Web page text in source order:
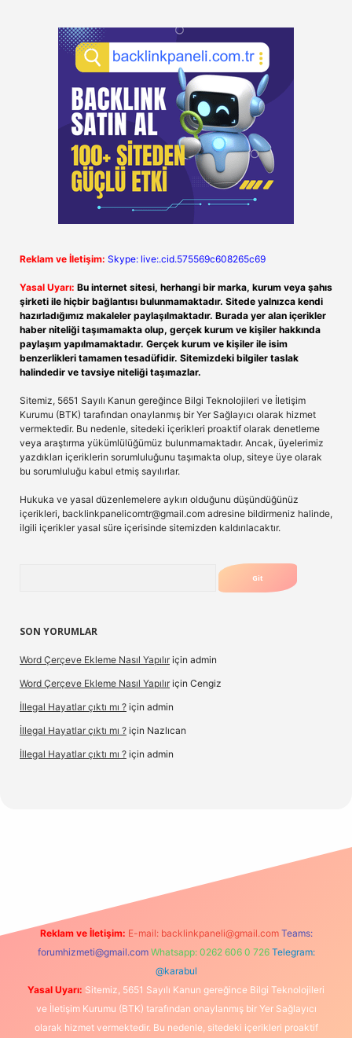
Reklam ve İletişim: Skype: live:.cid.575569c608265c69
Yasal Uyarı: Bu internet sitesi, herhangi bir marka, kurum veya şahıs
şirketi ile hiçbir bağlantısı bulunmamaktadır. Sitede yalnızca kendi
hazırladığımız makaleler paylaşılmaktadır. Burada yer alan içerikler
haber niteliği taşımamakta olup, gerçek kurum ve kişiler hakkında
paylaşım yapılmamaktadır. Gerçek kurum ve kişiler ile isim
benzerlikleri tamamen tesadüfidir. Sitemizdeki bilgiler taslak
halindedir ve tavsiye niteliği taşımazlar.
Sitemiz, 5651 Sayılı Kanun gereğince Bilgi Teknolojileri ve İletişim
Kurumu (BTK) tarafından onaylanmış bir Yer Sağlayıcı olarak hizmet
vermektedir. Bu nedenle, sitedeki içerikleri proaktif olarak denetleme
veya araştırma yükümlülüğümüz bulunmamaktadır. Ancak, üyelerimiz
yazdıkları içeriklerin sorumluluğunu taşımakta olup, siteye üye olarak
bu sorumluluğu kabul etmiş sayılırlar.
Hukuka ve yasal düzenlemelere aykırı olduğunu düşündüğünüz
içerikleri, backlinkpanelicomtr@gmail.com adresine bildirmeniz halinde,
ilgili içerikler yasal süre içerisinde sitemizden kaldırılacaktır.
SON YORUMLAR
Word Çerçeve Ekleme Nasıl Yapılır için admin
Word Çerçeve Ekleme Nasıl Yapılır için Cengiz
İllegal Hayatlar çıktı mı ? için admin
İllegal Hayatlar çıktı mı ? için Nazlıcan
İllegal Hayatlar çıktı mı ? için admin
Reklam ve İletişim: E-mail: backlinkpaneli@gmail.com Teams:
forumhizmeti@gmail.com Whatsapp: 0262 606 0 726 Telegram:
@karabul
Yasal Uyarı: Sitemiz, 5651 Sayılı Kanun gereğince Bilgi Teknolojileri
ve İletişim Kurumu (BTK) tarafından onaylanmış bir Yer Sağlayıcı
olarak hizmet vermektedir. Bu nedenle, sitedeki içerikleri proaktif